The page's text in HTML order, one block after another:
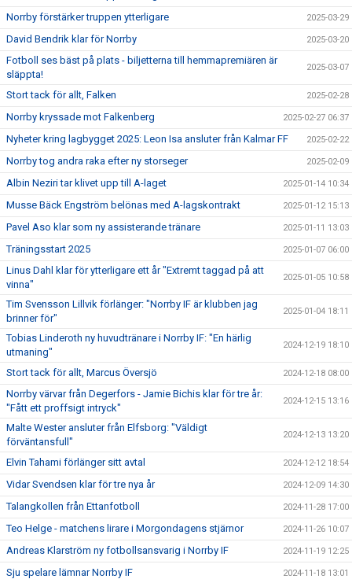
Norrby förstärker truppen ytterligare 2025-03-29
David Bendrik klar för Norrby 2025-03-20
Fotboll ses bäst på plats - biljetterna till hemmapremiären är
släppta!
2025-03-07
Stort tack för allt, Falken 2025-02-28
Norrby kryssade mot Falkenberg 2025-02-27 06:37
Nyheter kring lagbygget 2025: Leon Isa ansluter från Kalmar FF 2025-02-22
Norrby tog andra raka efter ny storseger 2025-02-09
Albin Neziri tar klivet upp till A-laget 2025-01-14 10:34
Musse Bäck Engström belönas med A-lagskontrakt 2025-01-12 15:13
Pavel Aso klar som ny assisterande tränare 2025-01-11 13:03
Träningsstart 2025 2025-01-07 06:00
Linus Dahl klar för ytterligare ett år "Extremt taggad på att
vinna"
2025-01-05 10:58
Tim Svensson Lillvik förlänger: "Norrby IF är klubben jag
brinner för"
2025-01-04 18:11
Tobias Linderoth ny huvudtränare i Norrby IF: "En härlig
utmaning"
2024-12-19 18:10
Stort tack för allt, Marcus Översjö 2024-12-18 08:00
Norrby värvar från Degerfors - Jamie Bichis klar för tre år:
"Fått ett proffsigt intryck"
2024-12-15 13:16
Malte Wester ansluter från Elfsborg: "Väldigt
förväntansfull"
2024-12-13 13:20
Elvin Tahami förlänger sitt avtal 2024-12-12 18:54
Vidar Svendsen klar för tre nya år 2024-12-09 14:30
Talangkollen från Ettanfotboll 2024-11-28 17:00
Teo Helge - matchens lirare i Morgondagens stjärnor 2024-11-26 10:07
Andreas Klarström ny fotbollsansvarig i Norrby IF 2024-11-19 12:25
Sju spelare lämnar Norrby IF 2024-11-18 13:01